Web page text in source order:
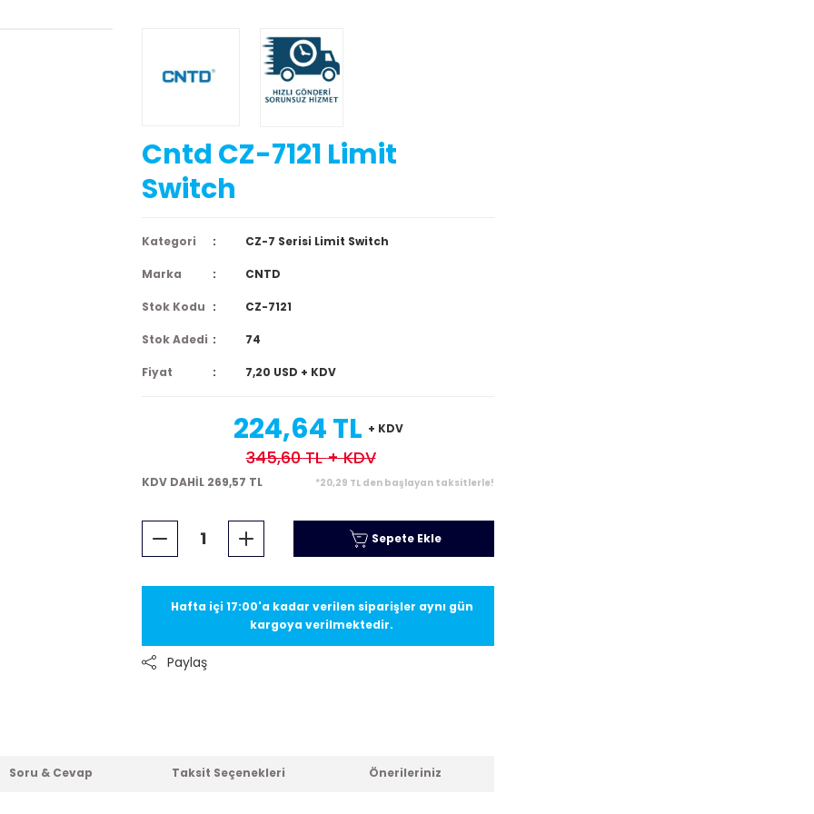
Cntd CZ-7121 Limit
Switch
Kategori CZ-7 Serisi Limit Switch
Marka CNTD
Stok Kodu CZ-7121
Stok Adedi 74
Fiyat 7,20 USD + KDV
224,64 TL + KDV
345,60 TL+ KDV
KDV DAHİL 269,57 TL *20,29 TL den başlayan taksitlerle!
Sepete Ekle
Hafta içi 17:00'a kadar verilen siparişler aynı gün
kargoya verilmektedir.
Paylaş
Soru & Cevap Taksit Seçenekleri Önerileriniz